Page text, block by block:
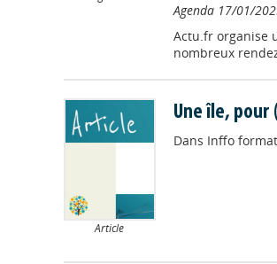
Agenda 17/01/
Actu.fr organise
nombreux
Article
Une île,
Dans Inffo